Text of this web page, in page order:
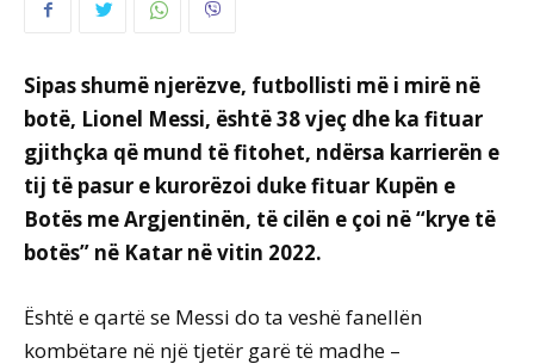
Sipas shumë njerëzve, futbollisti më i mirë në
botë, Lionel Messi, është 38 vjeç dhe ka fituar
gjithçka që mund të fitohet, ndërsa karrierën e
tij të pasur e kurorëzoi duke fituar Kupën e
Botës me Argjentinën, të cilën e çoi në “krye të
botës” në Katar në vitin 2022.
Është e qartë se Messi do ta veshë fanellën
kombëtare në një tjetër garë të madhe –